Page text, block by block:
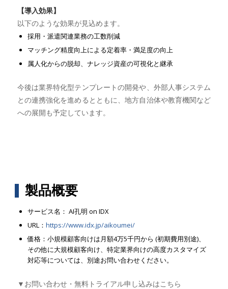
【導入効果】
以下のような効果が見込めます。
採用・派遣関連業務の工数削減
マッチング精度向上による定着率・満足度の向上
属人化からの脱却、ナレッジ資産の可視化と継承
今後は業界特化型テンプレートの開発や、外部人事システム
との連携強化を進めるとともに、地方自治体や教育機関など
への展開も予定しています。
製品概要
サービス名： AI孔明 on IDX
URL： https://www.idx.jp/aikoumei/
価格：小規模顧客向けは月額4万5千円から (初期費用別途)、
その他に大規模顧客向け、特定業界向けの高度カスタマイズ
対応等については、別途お問い合わせください。
▼お問い合わせ・無料トライアル申し込みはこちら